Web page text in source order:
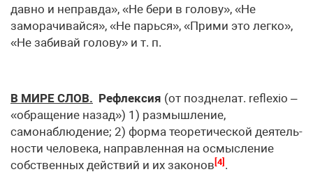
давно и неправда», «Не бери в голову», «Не
заморачивайся», «Не парься», «Прими это легко»,
«Не забивай голову» и т. п.
В МИРЕ СЛОВ. Рефлексия (от позднелат. reflexio –
«обращение назад») 1) размышление,
самонаблюдение; 2) форма теоретической деятель­
ности человека, направленная на осмысление
собственных действий и их законов [4] .